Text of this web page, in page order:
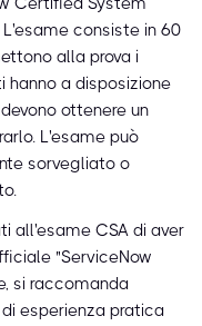
consiste in 60
alla prova i
hanno a disposizione
ottenere un
L'esame può
sorvegliato o
all'esame CSA di aver
"ServiceNow
si raccomanda
esperienza pratica